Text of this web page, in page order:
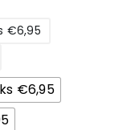
€6,95
€6,95